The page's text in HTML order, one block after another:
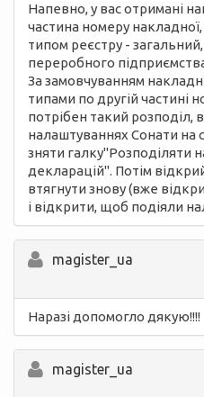
Напевно, у вас отримані
частина номеру накладної,
типом реєстру -
переробного
За замовчуванням
типами по другій частині
потрібен такий розподіл,
налаштуваннях Сонати на
зняти галку"Розподіляти
декларацій". Потім
втягнути знову (вже
і відкрити, щоб подіяли
magister_ua
Наразі допомогло дякую!!!!
magister_ua